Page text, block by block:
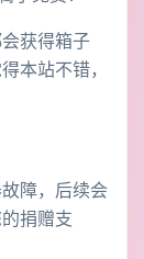
获得箱子
本站不错，
障，后续会
捐赠支